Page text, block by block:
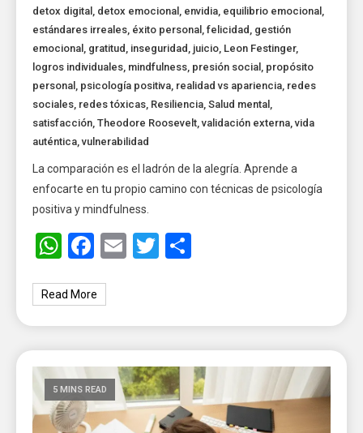
detox digital , detox emocional , envidia, equilibrio emocional ,
estándares irreales, éxito personal ,felicidad , gestión
emocional , gratitud , inseguridad , juicio, Leon Festinger,
logros individuales, mindfulness, presión social , propósito
personal , psicología positiva, realidad vs apariencia, redes
sociales, redes tóxicas, Resiliencia,Salud mental ,
satisfacción,Theodore Roosevelt,validación externa,vida
auténtica,vulnerabilidad
La comparación es el ladrón de la alegría. Aprende a
enfocarte en tu propio camino con técnicas de psicología
positiva y mindfulness.
WhatsApp
Facebook
EmailTwitter
Read More
5 MINS READ